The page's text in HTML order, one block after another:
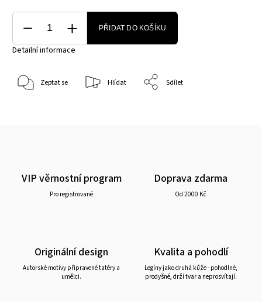
PŘIDAT DO KOŠÍKU
Detailní informace
Zeptat se Hlídat Sdílet
VIP věrnostní program
Pro registrované
Doprava zdarma
Od 2000 Kč
Originální design
Autorské motivy připravené tatéry a
umělci.
Kvalita a pohodlí
Legíny jako druhá kůže - pohodlné,
prodyšné, drží tvar a neprosvítají.